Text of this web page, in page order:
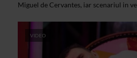
Miguel de Cervantes, iar scenariul in
VIDEO